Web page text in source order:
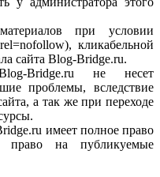
при условии
кликабельной
сайта Blog-Bridge.ru.
Bridge.ru не несет
проблемы, вследствие
а так же при переходе
имеет полное право
право на публикуемые